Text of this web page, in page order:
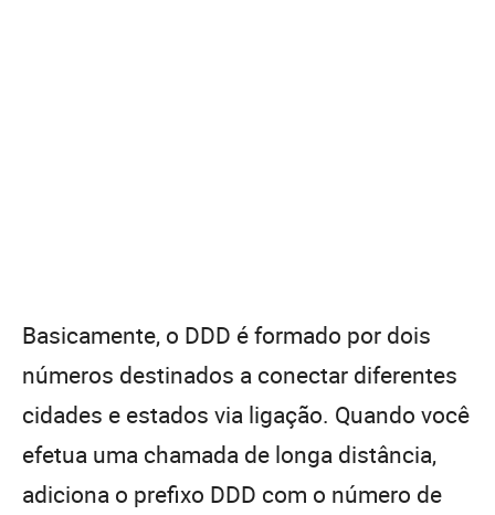
Basicamente, o DDD é formado por dois
números destinados a conectar diferentes
cidades e estados via ligação. Quando você
efetua uma chamada de longa distância,
adiciona o prefixo DDD com o número de